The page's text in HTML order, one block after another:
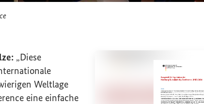
„Diese
Weltlage
eine einfache